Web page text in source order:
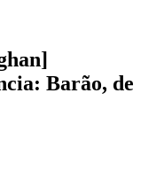
Barão, de